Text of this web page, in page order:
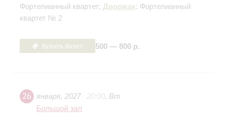
Фортепианный квартет; Дворжак: Фортепианный
квартет № 2
Купить билет 500 — 800 р.
26 января, 2027 20:00, Вт
Большой зал